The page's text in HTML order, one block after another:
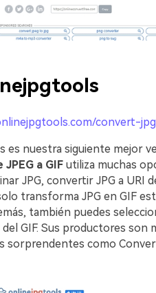
convert-
es nuestra siguiente mejor
a GIFutiliza muchas
JPG, convertir JPG a URI
transforma JPG en GIF
también puedes
GIF. Sus productores son
sorprendentes como